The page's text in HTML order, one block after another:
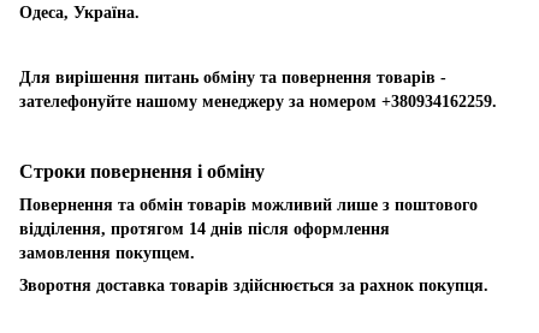
Одеса, Україна.
Для вирішення питань обміну та повернення товарів -
зателефонуйте нашому менеджеру за номером +380934162259.
Строки повернення і обміну
Повернення та обмін товарів можливий лише з поштового
відділення, протягом 14 днів після оформлення
замовлення покупцем.
Зворотня доставка товарів здійснюється за рахнок покупця.